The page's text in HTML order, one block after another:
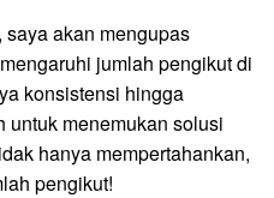
akan mengupas
jumlah pengikut di
konsistensi hingga
untuk menemukan solusi
hanya mempertahankan,
pengikut!